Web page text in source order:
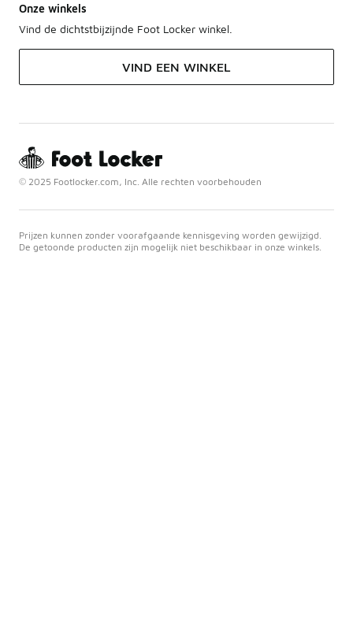
Onze winkels
Vind de dichtstbijzijnde Foot Locker winkel.
VIND EEN WINKEL
© 2025 Footlocker.com, Inc. Alle rechten voorbehouden
Prijzen kunnen zonder voorafgaande kennisgeving worden gewijzigd.
De getoonde producten zijn mogelijk niet beschikbaar in onze winkels.